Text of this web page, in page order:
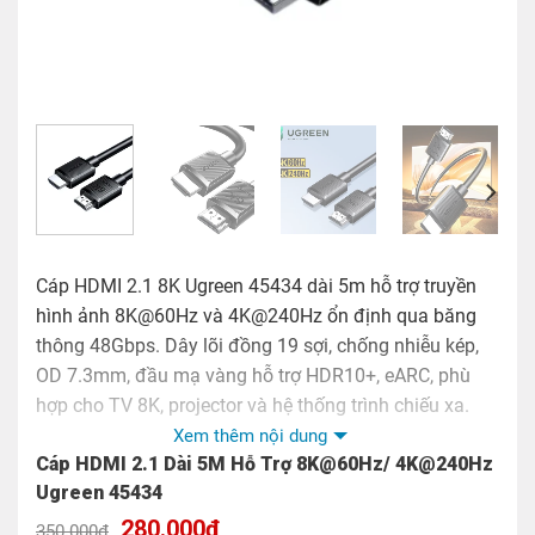
Cáp HDMI 2.1 8K Ugreen 45434 dài 5m hỗ trợ truyền
hình ảnh 8K@60Hz và 4K@240Hz ổn định qua băng
thông 48Gbps. Dây lõi đồng 19 sợi, chống nhiễu kép,
OD 7.3mm, đầu mạ vàng hỗ trợ HDR10+, eARC, phù
hợp cho TV 8K, projector và hệ thống trình chiếu xa.
Xem thêm nội dung
Cáp HDMI 2.1 Dài 5M Hỗ Trợ 8K@60Hz/ 4K@240Hz
Ugreen 45434
Giá
Giá